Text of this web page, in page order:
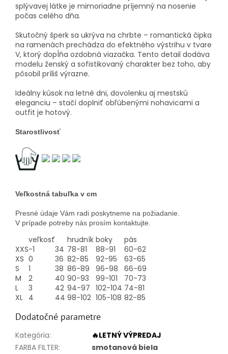
splývavej látke je mimoriadne príjemný na nosenie
počas celého dňa.
Skutočný šperk sa ukrýva na chrbte – romantická čipka
na ramenách prechádza do efektného výstrihu v tvare
V, ktorý dopĺňa ozdobná viazačka. Tento detail dodáva
modelu ženský a sofistikovaný charakter bez toho, aby
pôsobil príliš výrazne.
Ideálny kúsok na letné dni, dovolenku aj mestskú
eleganciu – stačí doplniť obľúbenými nohavicami a
outfit je hotový.
Starostlivosť
Veľkostná tabuľka v cm
Presné údaje Vám radi poskytneme na požiadanie.
V prípade potreby nás prosím kontaktujte.
veľkosť hrudník boky
pás
XXS-1 34 78-81 88-91
60-62
XS 0 36 82-85 92-95
63-65
S
1 38 86-89 96-98
66-69
M
2 40 90-93 99-101
70-73
L
3 42 94-97 102-104 74-81
XL 4 44 98-102 105-108 82-85
Dodatočné parametre
Kategória:
🔥LETNÝ VÝPREDAJ
FARBA FILTER:
smotanová biela